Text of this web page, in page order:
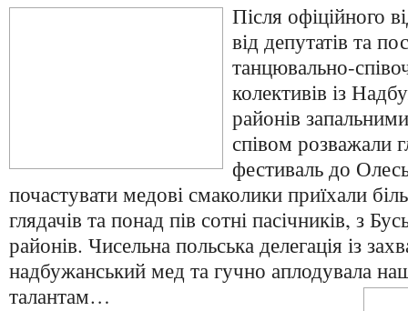
Після офіційного
від депутатів та
танцювально-
колективів із
районів
співом розважали
фестиваль до
почастувати медові смаколики приїхали
глядачів та понад пів сотні пасічників, з
районів. Чисельна польська делегація із
надбужанський мед та гучно аплодувала
талантам…